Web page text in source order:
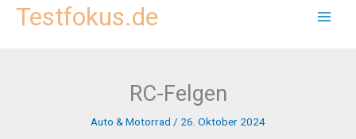
InhaltTestfokus.de
RC-Felgen
Auto & Motorrad / 26. Oktober 2024